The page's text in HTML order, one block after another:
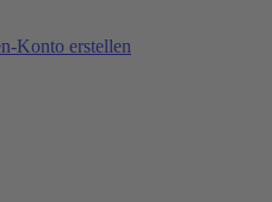
Konto erstellen